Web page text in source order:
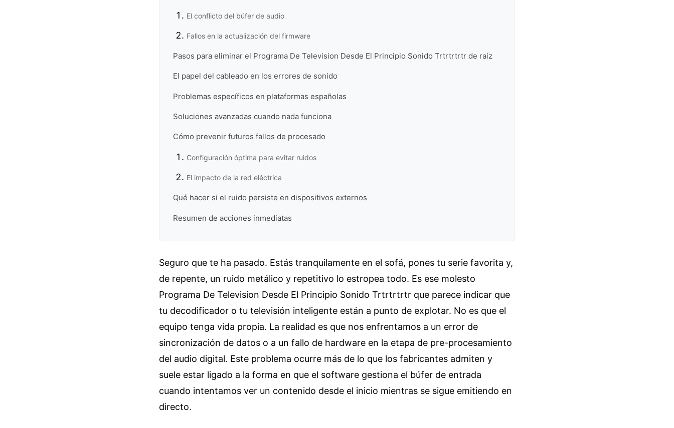
El conflicto del búfer de audio
Fallos en la actualización del firmware
Pasos para eliminar el Programa De Television Desde El Principio Sonido Trtrtrtrtr de raíz
El papel del cableado en los errores de sonido
Problemas específicos en plataformas españolas
Soluciones avanzadas cuando nada funciona
Cómo prevenir futuros fallos de procesado
Configuración óptima para evitar ruidos
El impacto de la red eléctrica
Qué hacer si el ruido persiste en dispositivos externos
Resumen de acciones inmediatas
Seguro que te ha pasado. Estás tranquilamente en el sofá, pones tu serie favorita y,
de repente, un ruido metálico y repetitivo lo estropea todo. Es ese molesto
Programa De Television Desde El Principio Sonido Trtrtrtrtr que parece indicar que
tu decodificador o tu televisión inteligente están a punto de explotar. No es que el
equipo tenga vida propia. La realidad es que nos enfrentamos a un error de
sincronización de datos o a un fallo de hardware en la etapa de pre-procesamiento
del audio digital. Este problema ocurre más de lo que los fabricantes admiten y
suele estar ligado a la forma en que el software gestiona el búfer de entrada
cuando intentamos ver un contenido desde el inicio mientras se sigue emitiendo en
directo.